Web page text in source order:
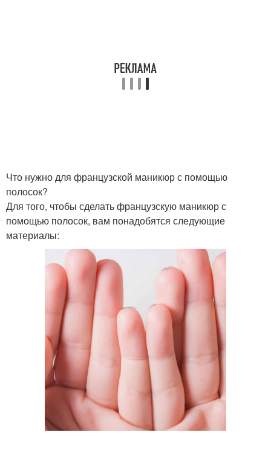
Что нужно для французской маникюр с помощью
полосок?
Для того, чтобы сделать французскую маникюр с
помощью полосок, вам понадобятся следующие
материалы: